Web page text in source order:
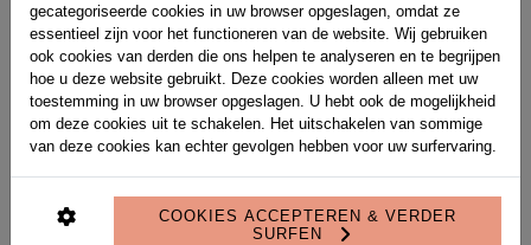
PRODUCT FILTERS
Gevonden producten: 491
gecategoriseerde cookies in uw browser opgeslagen, omdat ze
essentieel zijn voor het functioneren van de website. Wij gebruiken
ook cookies van derden die ons helpen te analyseren en te begrijpen
hoe u deze website gebruikt. Deze cookies worden alleen met uw
toestemming in uw browser opgeslagen. U hebt ook de mogelijkheid
om deze cookies uit te schakelen. Het uitschakelen van sommige
van deze cookies kan echter gevolgen hebben voor uw surfervaring.
COOKIES ACCEPTEREN & VERDER
SURFEN